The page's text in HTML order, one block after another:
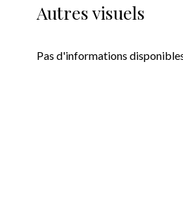
Autres visuels
Pas d'informations